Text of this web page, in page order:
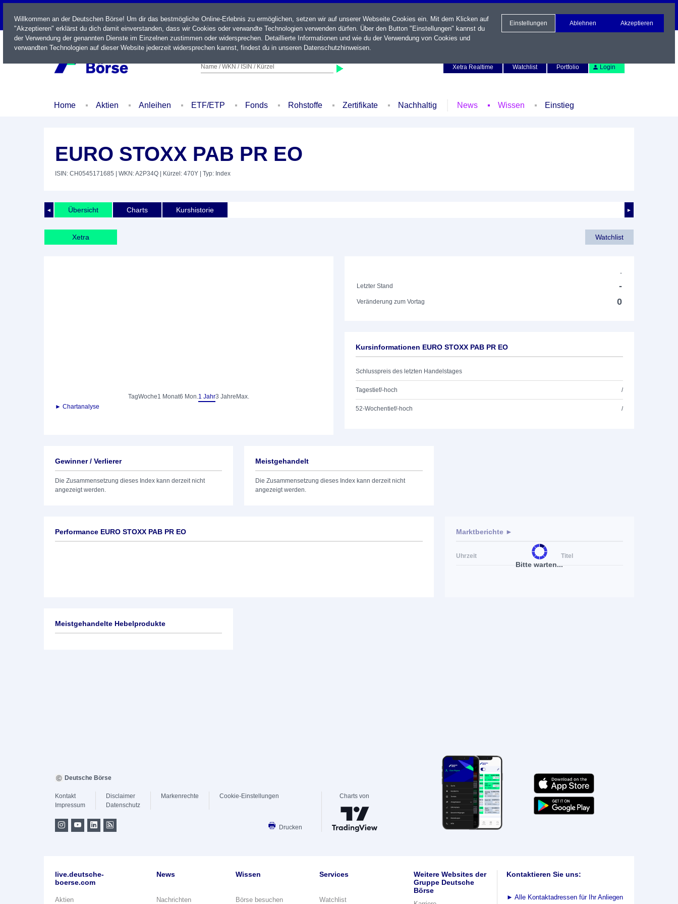
LIVE
Name / WKN / ISIN / Kürzel
Xetra Realtime
Watchlist Portfolio Login
Home Aktien Anleihen ETF/ETP Fonds Rohstoffe Zertifikate Nachhaltig News Wissen Einstieg
EURO STOXX PAB PR EO
ISIN: CH0545171685 | WKN: A2P34Q | Kürzel: 470Y | Typ: Index
◄ ►
Übersicht Charts Kurshistorie
Xetra Watchlist
TagWoche1 Monat6 Mon.1 Jahr3 Jahre Max.
► Chartanalyse
-
Letzter Stand
-
Veränderung zum Vortag 0
Kursinformationen EURO STOXX PAB PR EO
Schlusspreis des letzten Handelstages
Tagestief/-hoch /
52-Wochentief/-hoch /
Gewinner / Verlierer
Die Zusammensetzung dieses Index kann derzeit nicht
angezeigt werden.
Meistgehandelt
Die Zusammensetzung dieses Index kann derzeit nicht
angezeigt werden.
Performance EURO STOXX PAB PR EO
Bitte warten...
Marktberichte ►
Uhrzeit Titel
Meistgehandelte Hebelprodukte
Willkommen an der Deutschen Börse! Um dir das bestmögliche Online-Erlebnis zu ermöglichen, setzen wir auf unserer Webseite Cookies ein. Mit dem Klicken auf
"Akzeptieren" erklärst du dich damit einverstanden, dass wir Cookies oder verwandte Technologien verwenden dürfen. Über den Button "Einstellungen" kannst du
der Verwendung der genannten Dienste im Einzelnen zustimmen oder widersprechen. Detaillierte Informationen und wie du der Verwendung von Cookies und
verwandten Technologien auf dieser Website jederzeit widersprechen kannst, findest du in unseren Datenschutzhinweisen.
Einstellungen Ablehnen Akzeptieren
Deutsche Börse
Kontakt
Impressum
Disclaimer
Datenschutz
Markenrechte Cookie-Einstellungen
Drucken
Charts von
live.deutsche-
boerse.com
Aktien
News
Nachrichten
Wissen
Börse besuchen
Services
Watchlist
Weitere Websites der
Gruppe Deutsche
Börse
Kontaktieren Sie uns:
► Alle Kontaktadressen für Ihr Anliegen